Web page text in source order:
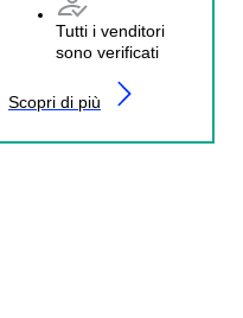
Tutti i venditori
sono verificati
Scopri di più